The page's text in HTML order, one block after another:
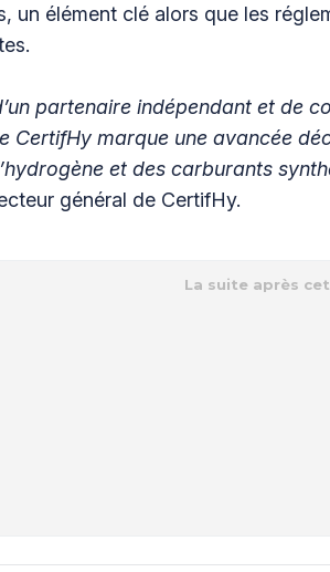
un élément clé alors que les
partenaire indépendant et de
CertifHy marque une avancée
et des carburants
général de CertifHy.